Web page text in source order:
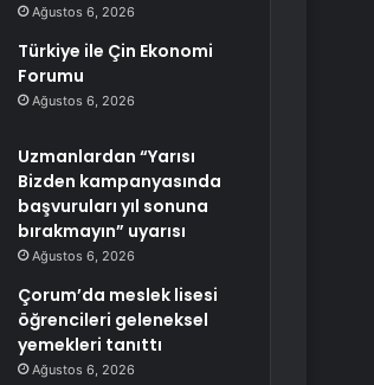
Ağustos 6, 2026
Türkiye ile Çin Ekonomi
Forumu
Ağustos 6, 2026
Uzmanlardan “Yarısı
Bizden kampanyasında
başvuruları yıl sonuna
bırakmayın” uyarısı
Ağustos 6, 2026
Çorum’da meslek lisesi
öğrencileri geleneksel
yemekleri tanıttı
Ağustos 6, 2026